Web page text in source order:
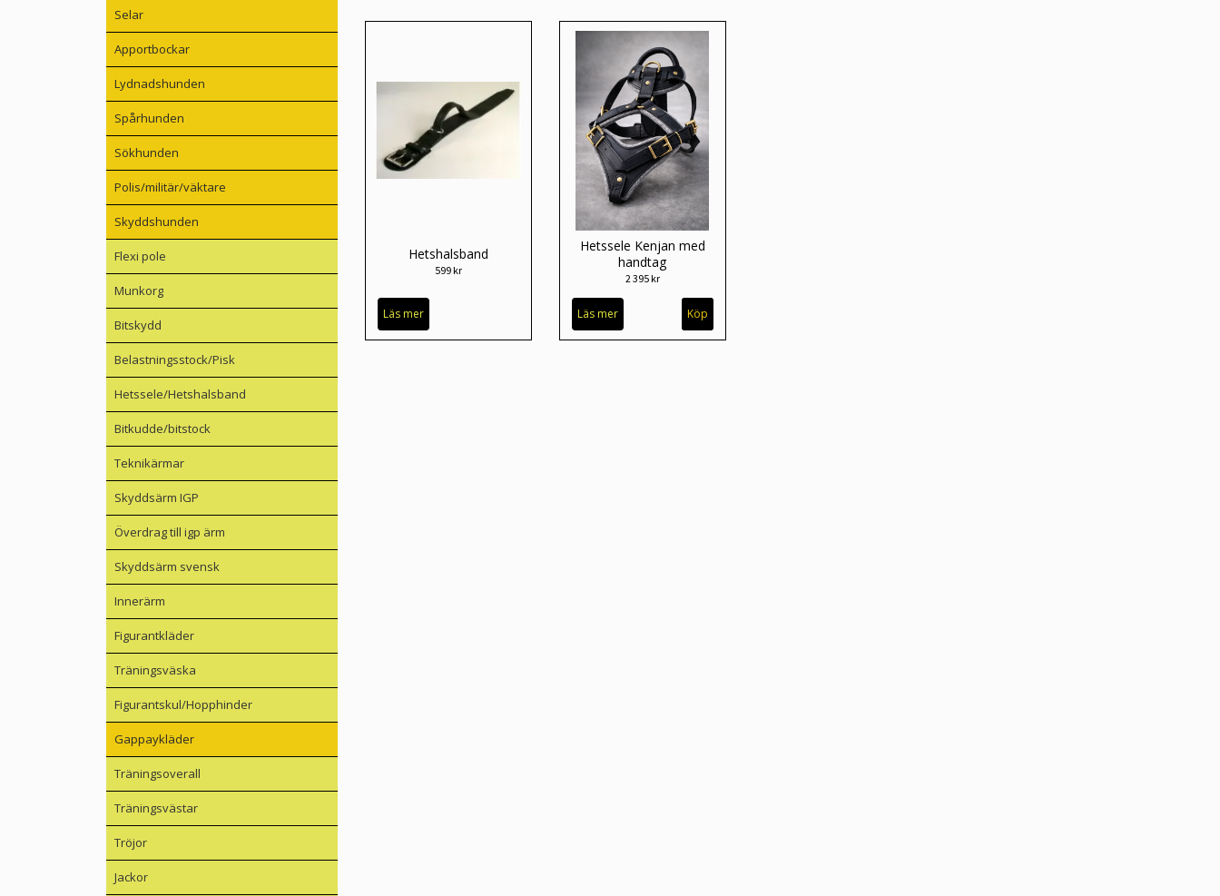
Selar
Apportbockar
Lydnadshunden
Spårhunden
Sökhunden
Polis/militär/väktare
Skyddshunden
Flexi pole
Munkorg
Bitskydd
Belastningsstock/Pisk
Hetssele/Hetshalsband
Bitkudde/bitstock
Teknikärmar
Skyddsärm IGP
Överdrag till igp ärm
Skyddsärm svensk
Innerärm
Figurantkläder
Träningsväska
Figurantskul/Hopphinder
Gappaykläder
Träningsoverall
Träningsvästar
Tröjor
Jackor
Hetshalsband
599 kr
Läs mer
Hetssele Kenjan med
handtag
2 395 kr
Läs mer Köp